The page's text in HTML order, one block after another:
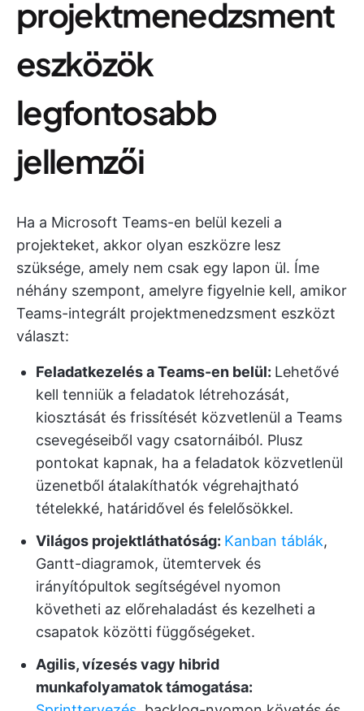
projektmenedzsment
eszközök
legfontosabb
jellemzői
Ha a Microsoft Teams-en belül kezeli a
projekteket, akkor olyan eszközre lesz
szüksége, amely nem csak egy lapon ül. Íme
néhány szempont, amelyre figyelnie kell, amikor
Teams-integrált projektmenedzsment eszközt
választ:
Feladatkezelés a Teams-en belül: Lehetővé
kell tenniük a feladatok létrehozását,
kiosztását és frissítését közvetlenül a Teams
csevegéseiből vagy csatornáiból. Plusz
pontokat kapnak, ha a feladatok közvetlenül
üzenetből átalakíthatók végrehajtható
tételekké, határidővel és felelősökkel.
Világos projektláthatóság: Kanban táblák,
Gantt-diagramok, ütemtervek és
irányítópultok segítségével nyomon
követheti az előrehaladást és kezelheti a
csapatok közötti függőségeket.
Agilis, vízesés vagy hibrid
munkafolyamatok támogatása: